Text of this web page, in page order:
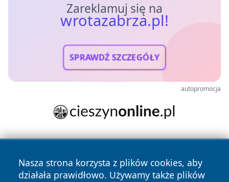
Zareklamuj się na
wrotazabrza.pl!
SPRAWDŹ SZCZEGÓŁY
autopromocja
Nasza strona korzysta z plików cookies, aby
działała prawidłowo. Używamy także plików